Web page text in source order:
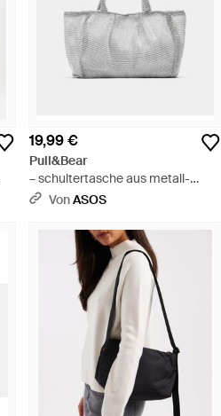
19,99 €
Pull&Bear
– schultertasche aus metall-
netzstoff - Grau
VonASOS